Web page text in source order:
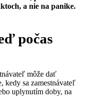
a nie na panike.
počas
môže dať
kedy sa zamestnávateľ
uplynutím doby, na